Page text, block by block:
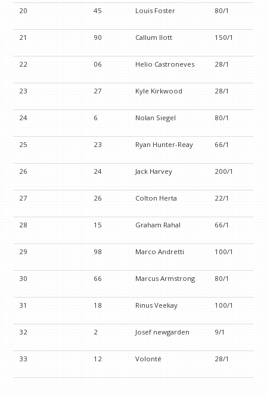
20 45 Louis Foster 80/1
21 90 Callum Ilott 150/1
22 06 Helio Castroneves 28/1
23 27 Kyle Kirkwood 28/1
24 6 Nolan Siegel 80/1
25 23 Ryan Hunter-Reay 66/1
26 24 Jack Harvey 200/1
27 26 Colton Herta 22/1
28 15 Graham Rahal 66/1
29 98 Marco Andretti 100/1
30 66 Marcus Armstrong 80/1
31 18 Rinus Veekay 100/1
32 2 Josef newgarden 9/1
33 12 Volonté 28/1